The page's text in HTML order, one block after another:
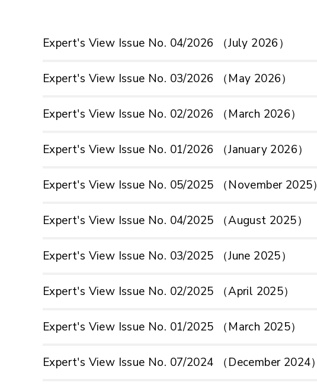
Expert's View Issue No. 04/2026 （July 2026）
Expert's View Issue No. 03/2026 （May 2026）
Expert's View Issue No. 02/2026 （March 2026）
Expert's View Issue No. 01/2026 （January 2026）
Expert's View Issue No. 05/2025 （November 2025）
Expert's View Issue No. 04/2025 （August 2025）
Expert's View Issue No. 03/2025 （June 2025）
Expert's View Issue No. 02/2025 （April 2025）
Expert's View Issue No. 01/2025 （March 2025）
Expert's View Issue No. 07/2024 （December 2024）